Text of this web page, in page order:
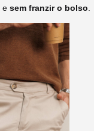
e sem franzir o bolso